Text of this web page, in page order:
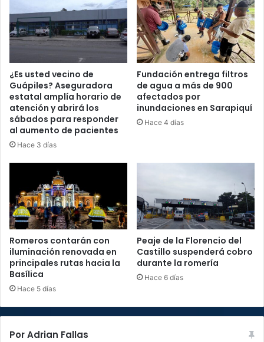
¿Es usted vecino de
Guápiles? Aseguradora
estatal amplía horario de
atención y abrirá los
sábados para responder
al aumento de pacientes
Hace 3 días
Fundación entrega filtros
de agua a más de 900
afectados por
inundaciones en Sarapiquí
Hace 4 días
Romeros contarán con
iluminación renovada en
principales rutas hacia la
Basílica
Hace 5 días
Peaje de la Florencio del
Castillo suspenderá cobro
durante la romería
Hace 6 días
Por Adrian Fallas